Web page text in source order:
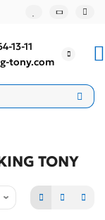
13-11
tony.com
TONY